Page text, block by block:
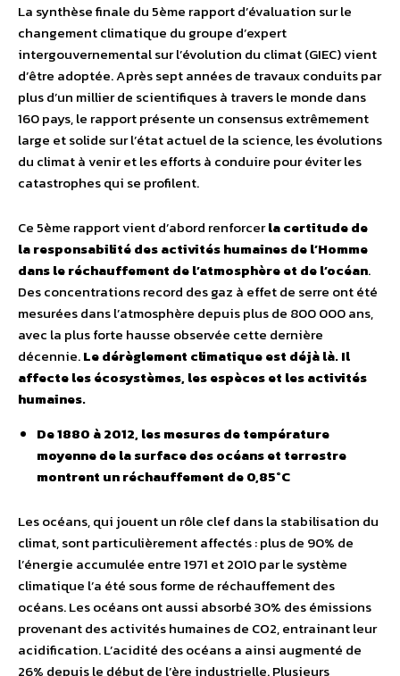
La synthèse finale du 5ème rapport d’évaluation sur le
changement climatique du groupe d’expert
intergouvernemental sur l’évolution du climat (GIEC) vient
d’être adoptée. Après sept années de travaux conduits par
plus d’un millier de scientifiques à travers le monde dans
160 pays, le rapport présente un consensus extrêmement
large et solide sur l’état actuel de la science, les évolutions
du climat à venir et les efforts à conduire pour éviter les
catastrophes qui se profilent.
Ce 5ème rapport vient d’abord renforcerla certitude de
la responsabilité des activités humaines de l’Homme
dans le réchauffement de l’atmosphère et de l’océan.
Des concentrations record des gaz à effet de serre ont été
mesurées dans l’atmosphère depuis plus de 800 000 ans,
avec la plus forte hausse observée cette dernière
décennie.Le dérèglement climatique est déjà là. Il
affecte les écosystèmes, les espèces et les activités
humaines.
De 1880 à 2012, les mesures de température
moyenne de la surface des océans et terrestre
montrent un réchauffement de 0,85°C
Les océans, qui jouent un rôle clef dans la stabilisation du
climat, sont particulièrement affectés : plus de 90% de
l’énergie accumulée entre 1971 et 2010 par le système
climatique l’a été sous forme de réchauffement des
océans. Les océans ont aussi absorbé 30% des émissions
provenant des activités humaines de CO2, entrainant leur
acidification. L’acidité des océans a ainsi augmenté de
26% depuis le début de l’ère industrielle. Plusieurs